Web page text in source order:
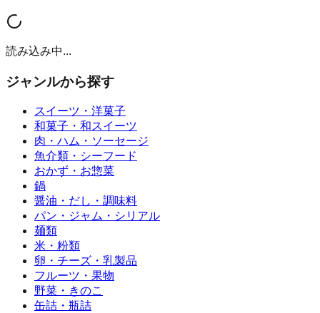
読み込み中...
ジャンルから探す
スイーツ・洋菓子
和菓子・和スイーツ
肉・ハム・ソーセージ
魚介類・シーフード
おかず・お惣菜
鍋
醤油・だし・調味料
パン・ジャム・シリアル
麺類
米・粉類
卵・チーズ・乳製品
フルーツ・果物
野菜・きのこ
缶詰・瓶詰